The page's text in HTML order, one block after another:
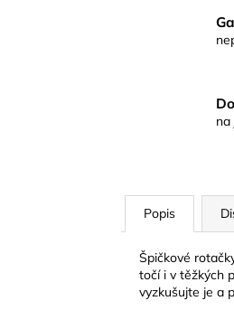
na
Popis
Špičkové
točí i v těžkých
vyzkušujte je a